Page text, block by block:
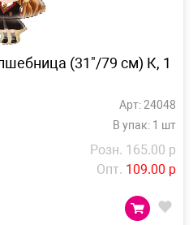
(31"/79 см) К, 1
Арт: 24048
В упак: 1 шт
Розн. 165.00 р
Опт. 109.00 р